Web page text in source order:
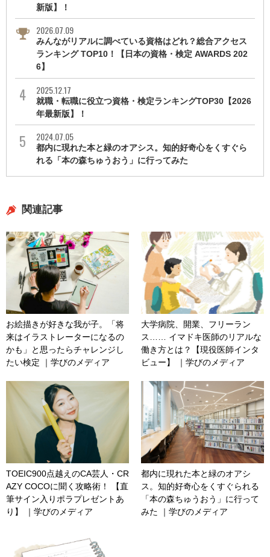
新版】！
2026.07.09
みんながリアルに調べている資格はどれ？総合アクセス
ランキング TOP10！【日本の資格・検定 AWARDS 202
6】
2025.12.17
就職・転職に役立つ資格・検定ランキングTOP30【2026
年最新版】！
2024.07.05
都内に現れた本と緑のオアシス。知的好奇心をくすぐら
れる「本の森ちゅうおう」に行ってみた
関連記事
お絵描きが好きな我が子。「将
来はイラストレーターになるの
かも」と思ったらチャレンジし
たい検定 ｜学びのメディア
大学病院、開業、フリーラン
ス…… イマドキ医師のリアルな
働き方とは？【現役医師インタ
ビュー】 ｜学びのメディア
TOEIC900点越えのCA芸人・CR
AZY COCOに聞く攻略術！ 【直
筆サイン入りポラプレゼントあ
り】 ｜学びのメディア
都内に現れた本と緑のオアシ
ス。知的好奇心をくすぐられる
「本の森ちゅうおう」に行って
みた ｜学びのメディア